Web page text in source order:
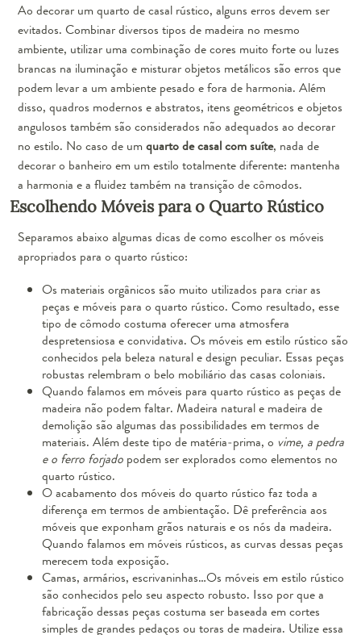
Ao decorar um quarto de casal rústico, alguns erros devem ser
evitados. Combinar diversos tipos de madeira no mesmo
ambiente, utilizar uma combinação de cores muito forte ou luzes
brancas na iluminação e misturar objetos metálicos são erros que
podem levar a um ambiente pesado e fora de harmonia. Além
disso, quadros modernos e abstratos, itens geométricos e objetos
angulosos também são considerados não adequados ao decorar
no estilo. No caso de umquarto de casal com suíte, nada de
decorar o banheiro em um estilo totalmente diferente: mantenha
a harmonia e a fluidez também na transição de cômodos.
Escolhendo Móveis para o Quarto Rústico
Separamos abaixo algumas dicas de como escolher os móveis
apropriados para o quarto rústico:
Os materiais orgânicos são muito utilizados para criar as
peças e móveis para o quarto rústico. Como resultado, esse
tipo de cômodo costuma oferecer uma atmosfera
despretensiosa e convidativa. Os móveis em estilo rústico são
conhecidos pela beleza natural e design peculiar. Essas peças
robustas relembram o belo mobiliário das casas coloniais.
Quando falamos em móveis para quarto rústico as peças de
madeira não podem faltar. Madeira natural e madeira de
demolição são algumas das possibilidades em termos de
materiais. Além deste tipo de matéria-prima, o vime, a pedra
e o ferro forjado podem ser explorados como elementos no
quarto rústico.
O acabamento dos móveis do quarto rústico faz toda a
diferença em termos de ambientação. Dê preferência aos
móveis que exponham grãos naturais e os nós da madeira.
Quando falamos em móveis rústicos, as curvas dessas peças
merecem toda exposição.
Camas, armários, escrivaninhas…Os móveis em estilo rústico
são conhecidos pelo seu aspecto robusto. Isso por que a
fabricação dessas peças costuma ser baseada em cortes
simples de grandes pedaços ou toras de madeira. Utilize essa